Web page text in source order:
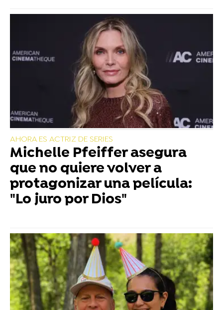
AHORA ES ACTRIZ DE SERIES
Michelle Pfeiffer asegura
que no quiere volver a
protagonizar una película:
"Lo juro por Dios"